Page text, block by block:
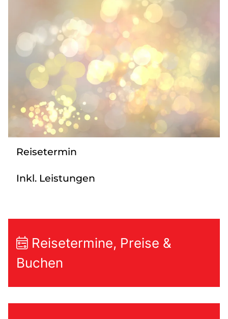
Mehrtagesreisen
Tagesreisen
Bus anmieten
Transporte
Kataloge
Service & Kontakt
Reisetermin
Inkl. Leistungen
Reisetermine, Preise &
Buchen